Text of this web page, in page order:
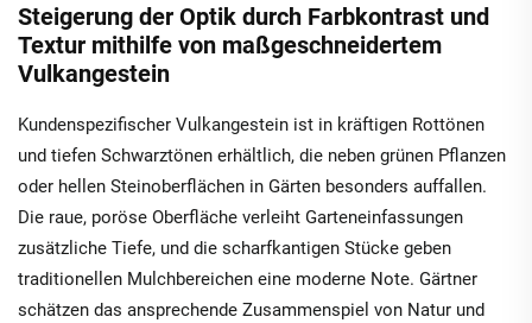
Steigerung der Optik durch Farbkontrast und
Textur mithilfe von maßgeschneidertem
Vulkangestein
Kundenspezifischer Vulkangestein ist in kräftigen Rottönen
und tiefen Schwarztönen erhältlich, die neben grünen Pflanzen
oder hellen Steinoberflächen in Gärten besonders auffallen.
Die raue, poröse Oberfläche verleiht Garteneinfassungen
zusätzliche Tiefe, und die scharfkantigen Stücke geben
traditionellen Mulchbereichen eine moderne Note. Gärtner
schätzen das ansprechende Zusammenspiel von Natur und